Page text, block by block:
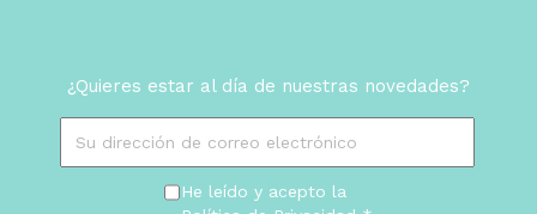
¿Quieres estar al día de nuestras novedades?
He leído y acepto la